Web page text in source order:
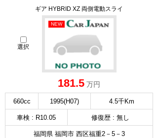
ギア HYBRID XZ 両側電動スライ
選択
NEW
181.5 万円
660cc 1995(H07) 4.5千Km
車検 : R10.05 修復歴 : 無し
福岡県 福岡市 西区福重2－5－3